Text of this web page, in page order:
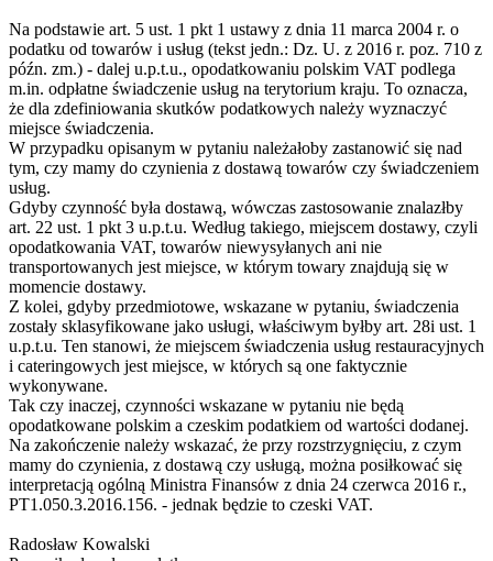
Na podstawie art. 5 ust. 1 pkt 1 ustawy z dnia 11 marca 2004 r. o
podatku od towarów i usług (tekst jedn.: Dz. U. z 2016 r. poz. 710 z
późn. zm.) - dalej u.p.t.u., opodatkowaniu polskim VAT podlega
m.in. odpłatne świadczenie usług na terytorium kraju. To oznacza,
że dla zdefiniowania skutków podatkowych należy wyznaczyć
miejsce świadczenia.
W przypadku opisanym w pytaniu należałoby zastanowić się nad
tym, czy mamy do czynienia z dostawą towarów czy świadczeniem
usług.
Gdyby czynność była dostawą, wówczas zastosowanie znalazłby
art. 22 ust. 1 pkt 3 u.p.t.u. Według takiego, miejscem dostawy, czyli
opodatkowania VAT, towarów niewysyłanych ani nie
transportowanych jest miejsce, w którym towary znajdują się w
momencie dostawy.
Z kolei, gdyby przedmiotowe, wskazane w pytaniu, świadczenia
zostały sklasyfikowane jako usługi, właściwym byłby art. 28i ust. 1
u.p.t.u. Ten stanowi, że miejscem świadczenia usług restauracyjnych
i cateringowych jest miejsce, w których są one faktycznie
wykonywane.
Tak czy inaczej, czynności wskazane w pytaniu nie będą
opodatkowane polskim a czeskim podatkiem od wartości dodanej.
Na zakończenie należy wskazać, że przy rozstrzygnięciu, z czym
mamy do czynienia, z dostawą czy usługą, można posiłkować się
interpretacją ogólną Ministra Finansów z dnia 24 czerwca 2016 r.,
PT1.050.3.2016.156. - jednak będzie to czeski VAT.
Radosław Kowalski